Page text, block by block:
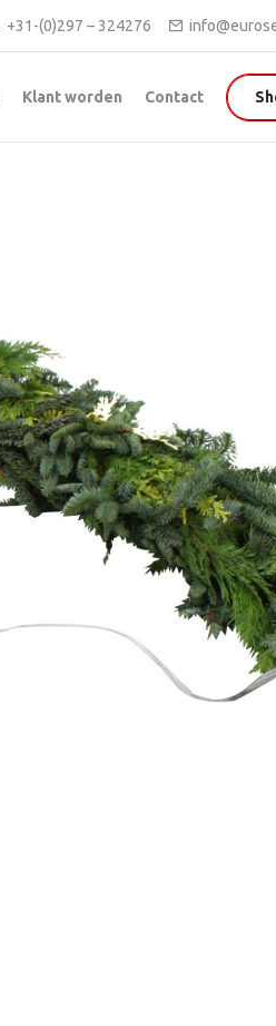
+31-(0)297 – 324276
Klant worden Contact